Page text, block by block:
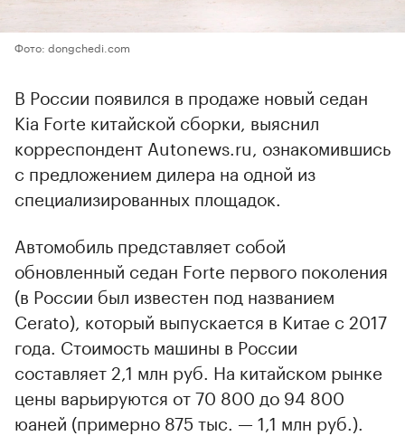
Фото: dongchedi.com
В России появился в продаже новый седан
Kia Forte китайской сборки, выяснил
корреспондент Autonews.ru, ознакомившись
с предложением дилера на одной из
специализированных площадок.
Автомобиль представляет собой
обновленный седан Forte первого поколения
(в России был известен под названием
Cerato), который выпускается в Китае с 2017
года. Стоимость машины в России
составляет 2,1 млн руб. На китайском рынке
цены варьируются от 70 800 до 94 800
юаней (примерно 875 тыс. — 1,1 млн руб.).